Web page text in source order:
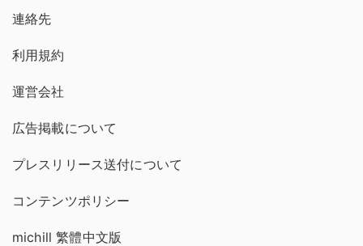
連絡先
利用規約
運営会社
広告掲載について
プレスリリース送付について
コンテンツポリシー
michill 繁體中文版